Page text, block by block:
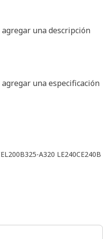
una descripción
una especificación
EL200B325-A320 LE240CE240B